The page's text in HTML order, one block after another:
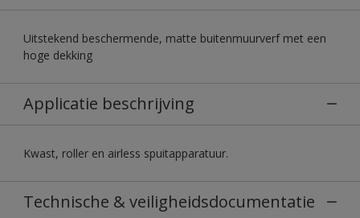
Uitstekend beschermende, matte buitenmuurverf met een
hoge dekking
Applicatie beschrijving
Kwast, roller en airless spuitapparatuur.
Technische & veiligheidsdocumentatie